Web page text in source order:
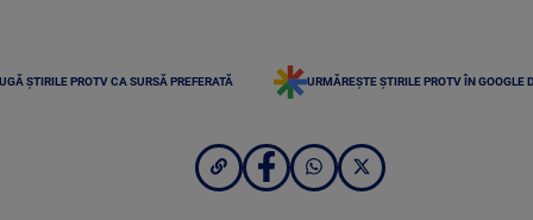
ȘTIRILE PROTV CA SURSĂ PREFERATĂ URMĂREȘTE ȘTIRILE PROTV ÎN GOOGLE